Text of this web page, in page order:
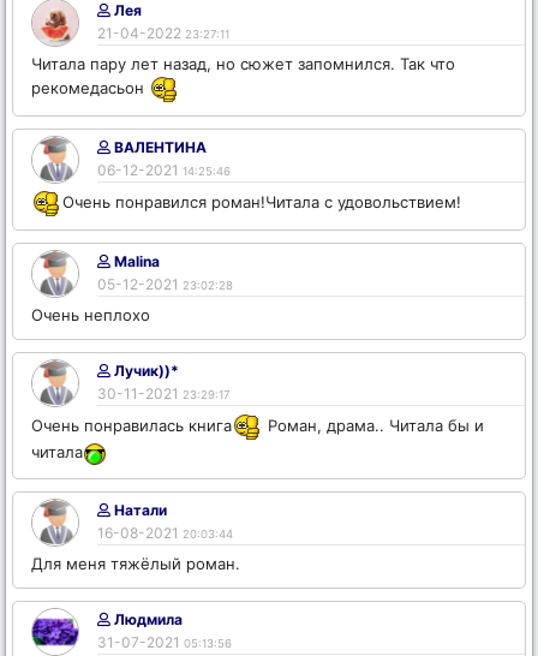
Лея
21-04-2022 23:27:11
Читала пару лет назад, но сюжет запомнился. Так что
рекомедасьон
ВАЛЕНТИНА
06-12-2021 14:25:46
Очень понравился роман!Читала с удовольствием!
Malina
05-12-2021 23:02:28
Очень неплохо
Лучик))*
30-11-2021 23:29:17
Очень понравилась книга
Роман, драма.. Читала бы и
читала
Натали
16-08-2021 20:03:44
Для меня тяжёлый роман.
Людмила
31-07-2021 05:13:56